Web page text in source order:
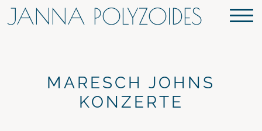
JANNA POLYZOIDES
MARESCH JOHNS
KONZERTE